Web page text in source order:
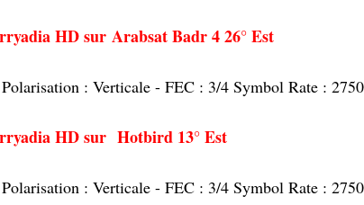
HD sur Arabsat Badr 4 26° Est
: Verticale - FEC : 3/4 Symbol Rate :
HD sur Hotbird 13° Est
: Verticale - FEC : 3/4 Symbol Rate :